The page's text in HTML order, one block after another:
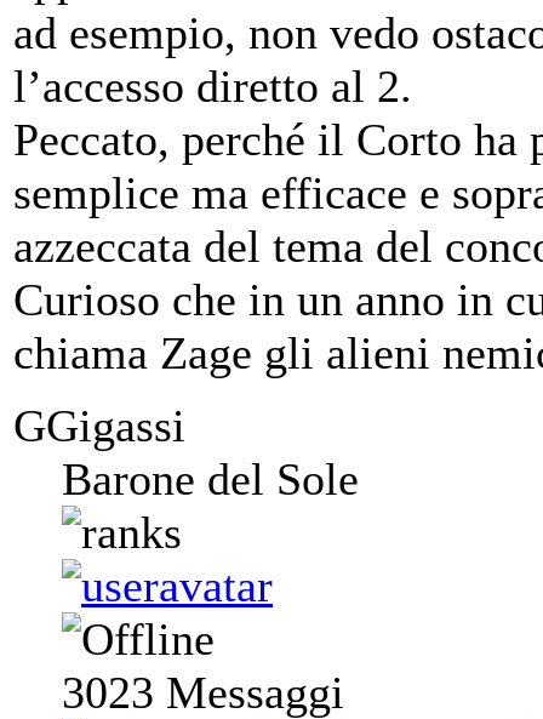
ad esempio, non vedo
l’accesso diretto al 2.
Peccato, perché il Corto ha
semplice ma efficace e
azzeccata del tema del
Curioso che in un anno in
chiama Zage gli alieni
GGigassi
Barone del Sole
3023 Messaggi